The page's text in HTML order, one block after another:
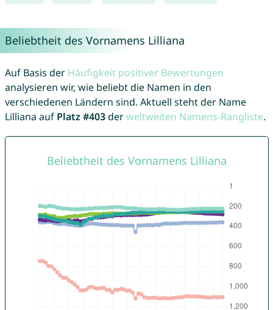
Beliebtheit des Vornamens Lilliana
Auf Basis der Häufigkeit positiver Bewertungen
analysieren wir, wie beliebt die Namen in den
verschiedenen Ländern sind. Aktuell steht der Name
Lilliana auf Platz #403derweltweiten Namens-Rangliste.